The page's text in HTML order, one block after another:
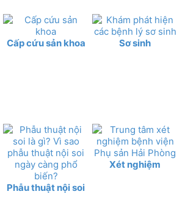
Cấp cứu sản khoa
Sơ sinh
Phẫu thuật nội soi
Xét nghiệm